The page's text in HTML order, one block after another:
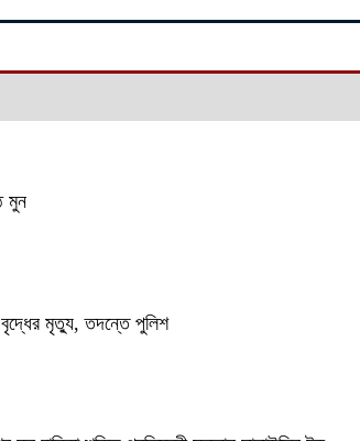
মুন
বৃদ্ধের মৃত্যু, তদন্তে পুলিশ